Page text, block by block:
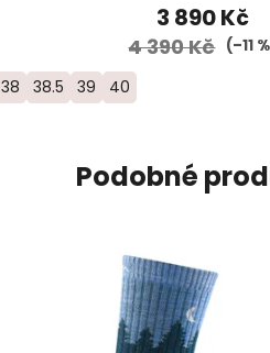
3 890 Kč
4 390 Kč (–11
38 38.5 39 40
Podobné